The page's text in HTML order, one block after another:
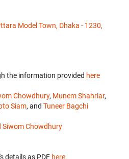
Model Town, Dhaka - 1230,
the information provided here
Chowdhury, Munem Shahriar,
Siam, and Tuneer Bagchi
Siwom Chowdhury
details as PDF here.